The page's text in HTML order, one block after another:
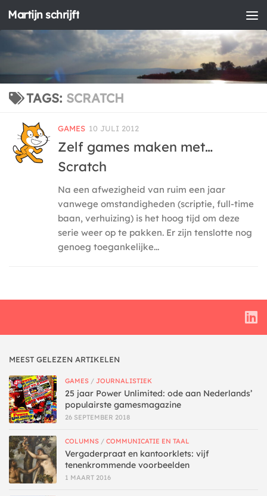
Doorgaan naar inhoud
Martijn schrijft
TAGS: SCRATCH
GAMES 10 JULI 2012
Zelf games maken met…
Scratch
Na een afwezigheid van ruim een jaar
vanwege omstandigheden (scriptie, full-time
baan, verhuizing) is het hoog tijd om deze
serie weer op te pakken. Er zijn tenslotte nog
genoeg toegankelijke...
MEEST GELEZEN ARTIKELEN
GAMES / JOURNALISTIEK
25 jaar Power Unlimited: ode aan Nederlands’
populairste gamesmagazine
26 SEPTEMBER 2018
COLUMNS / COMMUNICATIE EN TAAL
Vergaderpraat en kantoorklets: vijf
tenenkrommende voorbeelden
1 MAART 2016